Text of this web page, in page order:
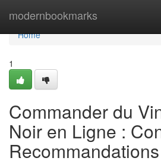
modernbookmarks
Home
Home
1
Commander du
Noir en Ligne :
Recommandations